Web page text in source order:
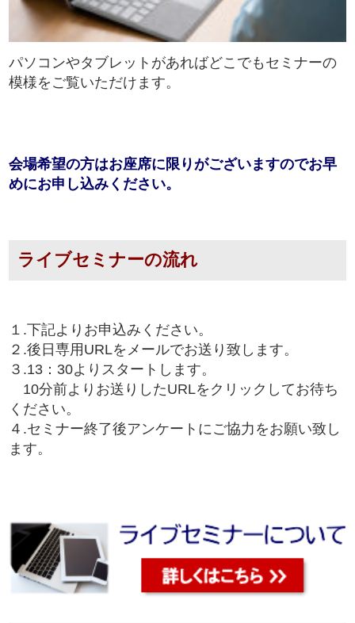
パソコンやタブレットがあればどこでもセミナーの
模様をご覧いただけます。
会場希望の方はお座席に限りがございますのでお早
めにお申し込みください。
ライブセミナーの流れ
１.下記よりお申込みください。
２.後日専用URLをメールでお送り致します。
３.13：30よりスタートします。
10分前よりお送りしたURLをクリックしてお待ち
ください。
４.セミナー終了後アンケートにご協力をお願い致し
ます。